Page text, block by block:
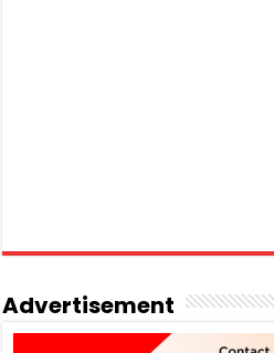
Advertisement